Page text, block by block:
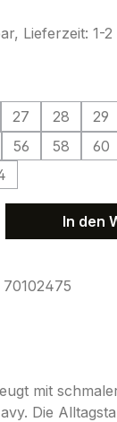
Lieferzeit: 1-2
27 28 29
56 58 60
GibIn den
70102475
mit
Die